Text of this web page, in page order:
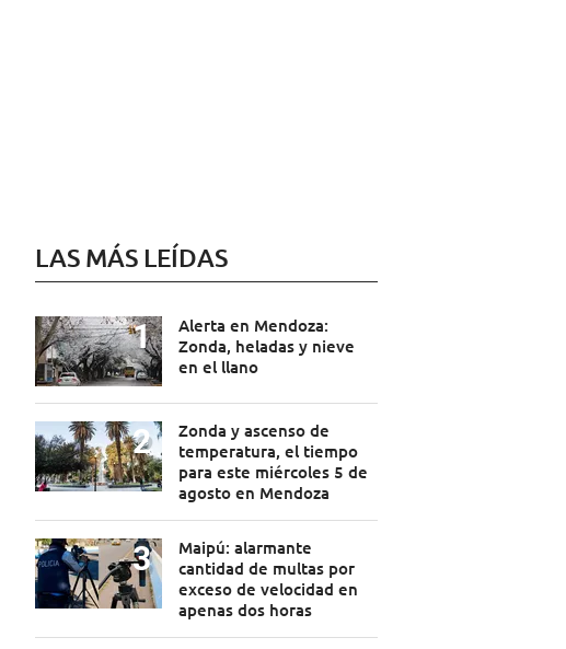
LAS MÁS LEÍDAS
Alerta en Mendoza:
Zonda, heladas y nieve
en el llano
Zonda y ascenso de
temperatura, el tiempo
para este miércoles 5 de
agosto en Mendoza
Maipú: alarmante
cantidad de multas por
exceso de velocidad en
apenas dos horas